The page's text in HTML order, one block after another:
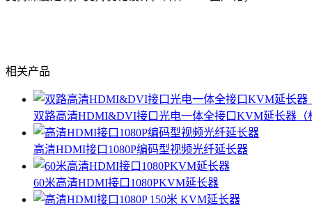
相关产品
双路高清HDMI&DVI接口光电一体全接口KVM延长器（
高清HDMI接口1080P编码型视频光纤延长器
60米高清HDMI接口1080PKVM延长器